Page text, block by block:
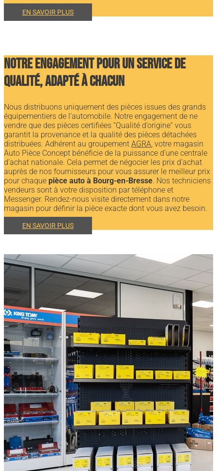
EN SAVOIR PLUS
Notre engagement pour un service de
qualité, adapté à chacun
Nous distribuons uniquement des pièces issues des grands
équipementiers de l’automobile. Notre engagement de ne
vendre que des pièces certifiées “Qualité d’origine” vous
garantit la provenance et la qualité des pièces détachées
distribuées. Adhérent au groupement AGRA , votre magasin
Auto Pièce Concept bénéficie de la puissance d’une centrale
d’achat nationale. Cela permet de négocier les prix d’achat
auprès de nos fournisseurs pour vous assurer le meilleur prix
pour chaque pièce auto à Bourg-en-Bresse. Nos techniciens
vendeurs sont à votre disposition par téléphone et
Messenger. Rendez-nous visite directement dans notre
magasin pour définir la pièce exacte dont vous avez besoin.
EN SAVOIR PLUS